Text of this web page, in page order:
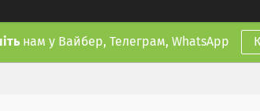
нам у Вайбер, Телеграм, WhatsApp